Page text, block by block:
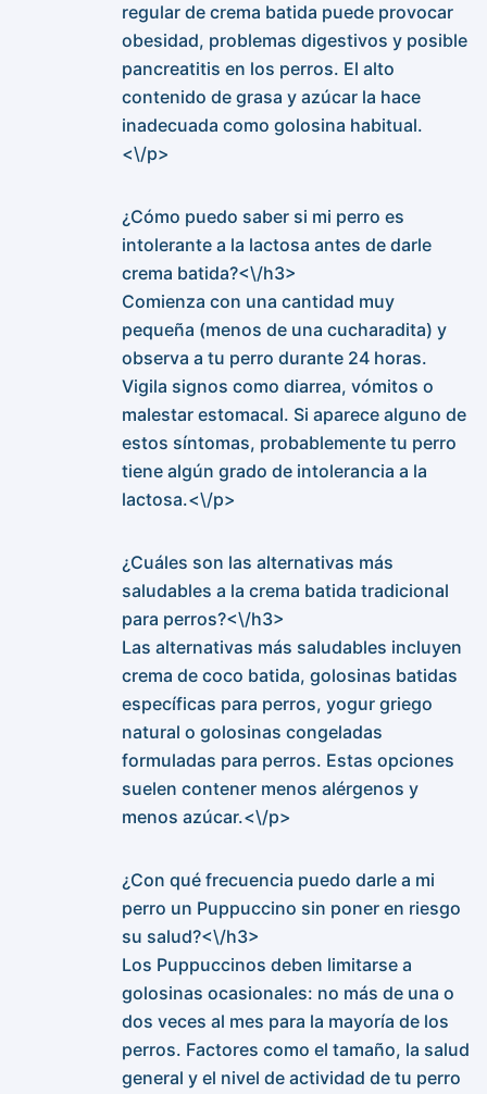
regular de crema batida puede provocar
obesidad, problemas digestivos y posible
pancreatitis en los perros. El alto
contenido de grasa y azúcar la hace
inadecuada como golosina habitual.
<\/p>
¿Cómo puedo saber si mi perro es
intolerante a la lactosa antes de darle
crema batida?<\/h3>
Comienza con una cantidad muy
pequeña (menos de una cucharadita) y
observa a tu perro durante 24 horas.
Vigila signos como diarrea, vómitos o
malestar estomacal. Si aparece alguno de
estos síntomas, probablemente tu perro
tiene algún grado de intolerancia a la
lactosa.<\/p>
¿Cuáles son las alternativas más
saludables a la crema batida tradicional
para perros?<\/h3>
Las alternativas más saludables incluyen
crema de coco batida, golosinas batidas
específicas para perros, yogur griego
natural o golosinas congeladas
formuladas para perros. Estas opciones
suelen contener menos alérgenos y
menos azúcar.<\/p>
¿Con qué frecuencia puedo darle a mi
perro un Puppuccino sin poner en riesgo
su salud?<\/h3>
Los Puppuccinos deben limitarse a
golosinas ocasionales: no más de una o
dos veces al mes para la mayoría de los
perros. Factores como el tamaño, la salud
general y el nivel de actividad de tu perro